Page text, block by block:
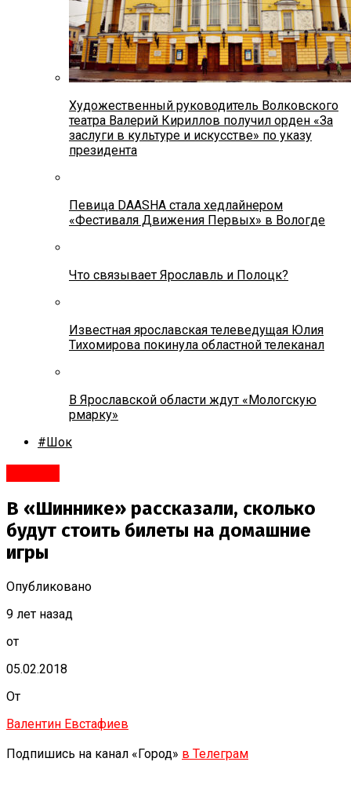
Художественный руководитель Волковского
театра Валерий Кириллов получил орден «За
заслуги в культуре и искусстве» по указу
президента
Певица DAASHA стала хедлайнером
«Фестиваля Движения Первых» в Вологде
Что связывает Ярославль и Полоцк?
Известная ярославская телеведущая Юлия
Тихомирова покинула областной телеканал
В Ярославской области ждут «Мологскую
рмарку»
#Шок
В «Шиннике» рассказали, сколько
будут стоить билеты на домашние
игры
Опубликовано
9 лет назад
от
05.02.2018
От
Валентин Евстафиев
Подпишись на канал «Город» в Телеграм